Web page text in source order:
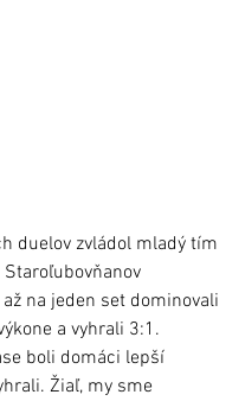
duelov zvládol mladý tím
až na jeden set dominovali
a vyhrali 3:1.
boli domáci lepší
Žiaľ, my sme